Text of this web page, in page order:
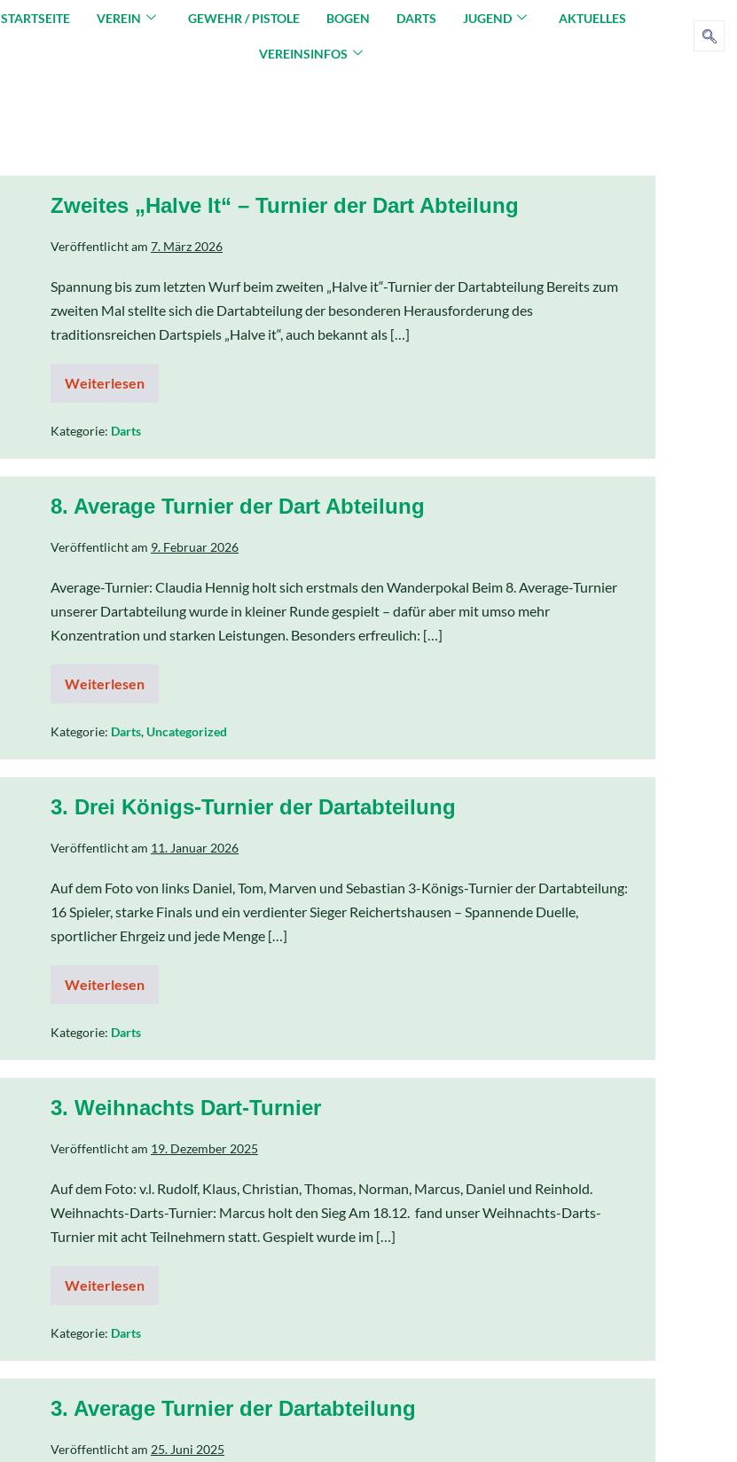
STARTSEITE VEREIN GEWEHR / PISTOLE BOGEN DARTS JUGEND AKTUELLES
VEREINSINFOS
Zweites „Halve It“ – Turnier der Dart Abteilung
Veröffentlicht am 7. März 2026
Spannung bis zum letzten Wurf beim zweiten „Halve it“-Turnier der Dartabteilung Bereits zum
zweiten Mal stellte sich die Dartabteilung der besonderen Herausforderung des
traditionsreichen Dartspiels „Halve it“, auch bekannt als […]
Weiterlesen
Kategorie: Darts
8. Average Turnier der Dart Abteilung
Veröffentlicht am 9. Februar 2026
Average-Turnier: Claudia Hennig holt sich erstmals den Wanderpokal Beim 8. Average-Turnier
unserer Dartabteilung wurde in kleiner Runde gespielt – dafür aber mit umso mehr
Konzentration und starken Leistungen. Besonders erfreulich: […]
Weiterlesen
Kategorie: Darts, Uncategorized
3. Drei Königs-Turnier der Dartabteilung
Veröffentlicht am 11. Januar 2026
Auf dem Foto von links Daniel, Tom, Marven und Sebastian 3-Königs-Turnier der Dartabteilung:
16 Spieler, starke Finals und ein verdienter Sieger Reichertshausen – Spannende Duelle,
sportlicher Ehrgeiz und jede Menge […]
Weiterlesen
Kategorie: Darts
3. Weihnachts Dart-Turnier
Veröffentlicht am 19. Dezember 2025
Auf dem Foto: v.l. Rudolf, Klaus, Christian, Thomas, Norman, Marcus, Daniel und Reinhold.
Weihnachts-Darts-Turnier: Marcus holt den Sieg Am 18.12. fand unser Weihnachts-Darts-
Turnier mit acht Teilnehmern statt. Gespielt wurde im […]
Weiterlesen
Kategorie: Darts
3. Average Turnier der Dartabteilung
Veröffentlicht am 25. Juni 2025